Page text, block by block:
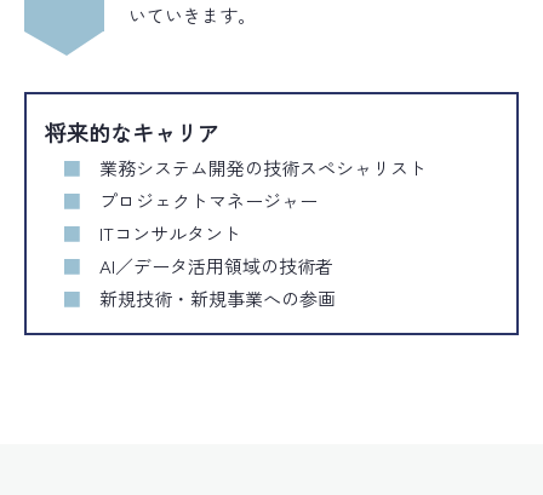
いていきます。
将来的なキャリア
業務システム開発の技術スペシャリスト
プロジェクトマネージャー
ITコンサルタント
AI／データ活用領域の技術者
新規技術・新規事業への参画